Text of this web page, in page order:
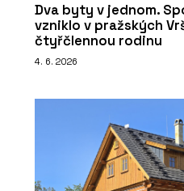
Dva byty v jednom.
vzniklo v pražských
čtyřčlennou rodinu
4. 6. 2026